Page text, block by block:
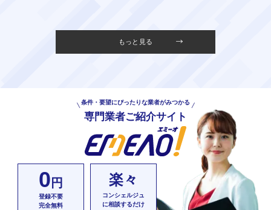
もっと見る
条件・要望にぴったりな業者がみつかる
専門業者ご紹介サイト
0 円
登録不要
完全無料
楽々
コンシェルジュ
に相談するだけ